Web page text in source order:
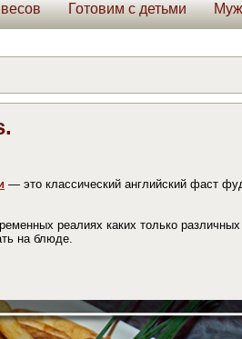
Готовим с детьми
— это классический английский фаст
реалиях каких только
на блюде.